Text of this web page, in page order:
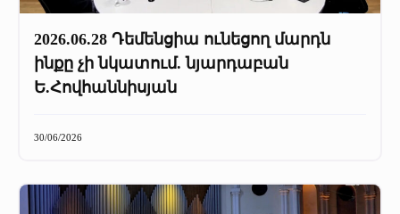
2026.06.28 Դեմենցիա ունեցող մարդն
ինքը չի նկատում. նյարդաբան
Ե.Հովհաննիսյան
30/06/2026